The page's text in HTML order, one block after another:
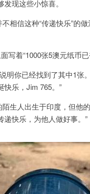
现这些小惊喜。
相信这种“传递快乐”的
写着“1000张5澳元纸币
明你已经找到了其中1
快乐，Jim 765。”
生人出生于印度，但他
快乐，为他人做好事。”